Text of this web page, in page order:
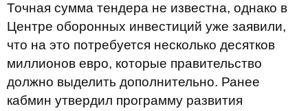
Точная сумма тендера не известна, однако в
Центре оборонных инвестиций уже заявили,
что на это потребуется несколько десятков
миллионов евро, которые правительство
должно выделить дополнительно. Ранее
кабмин утвердил программу развития